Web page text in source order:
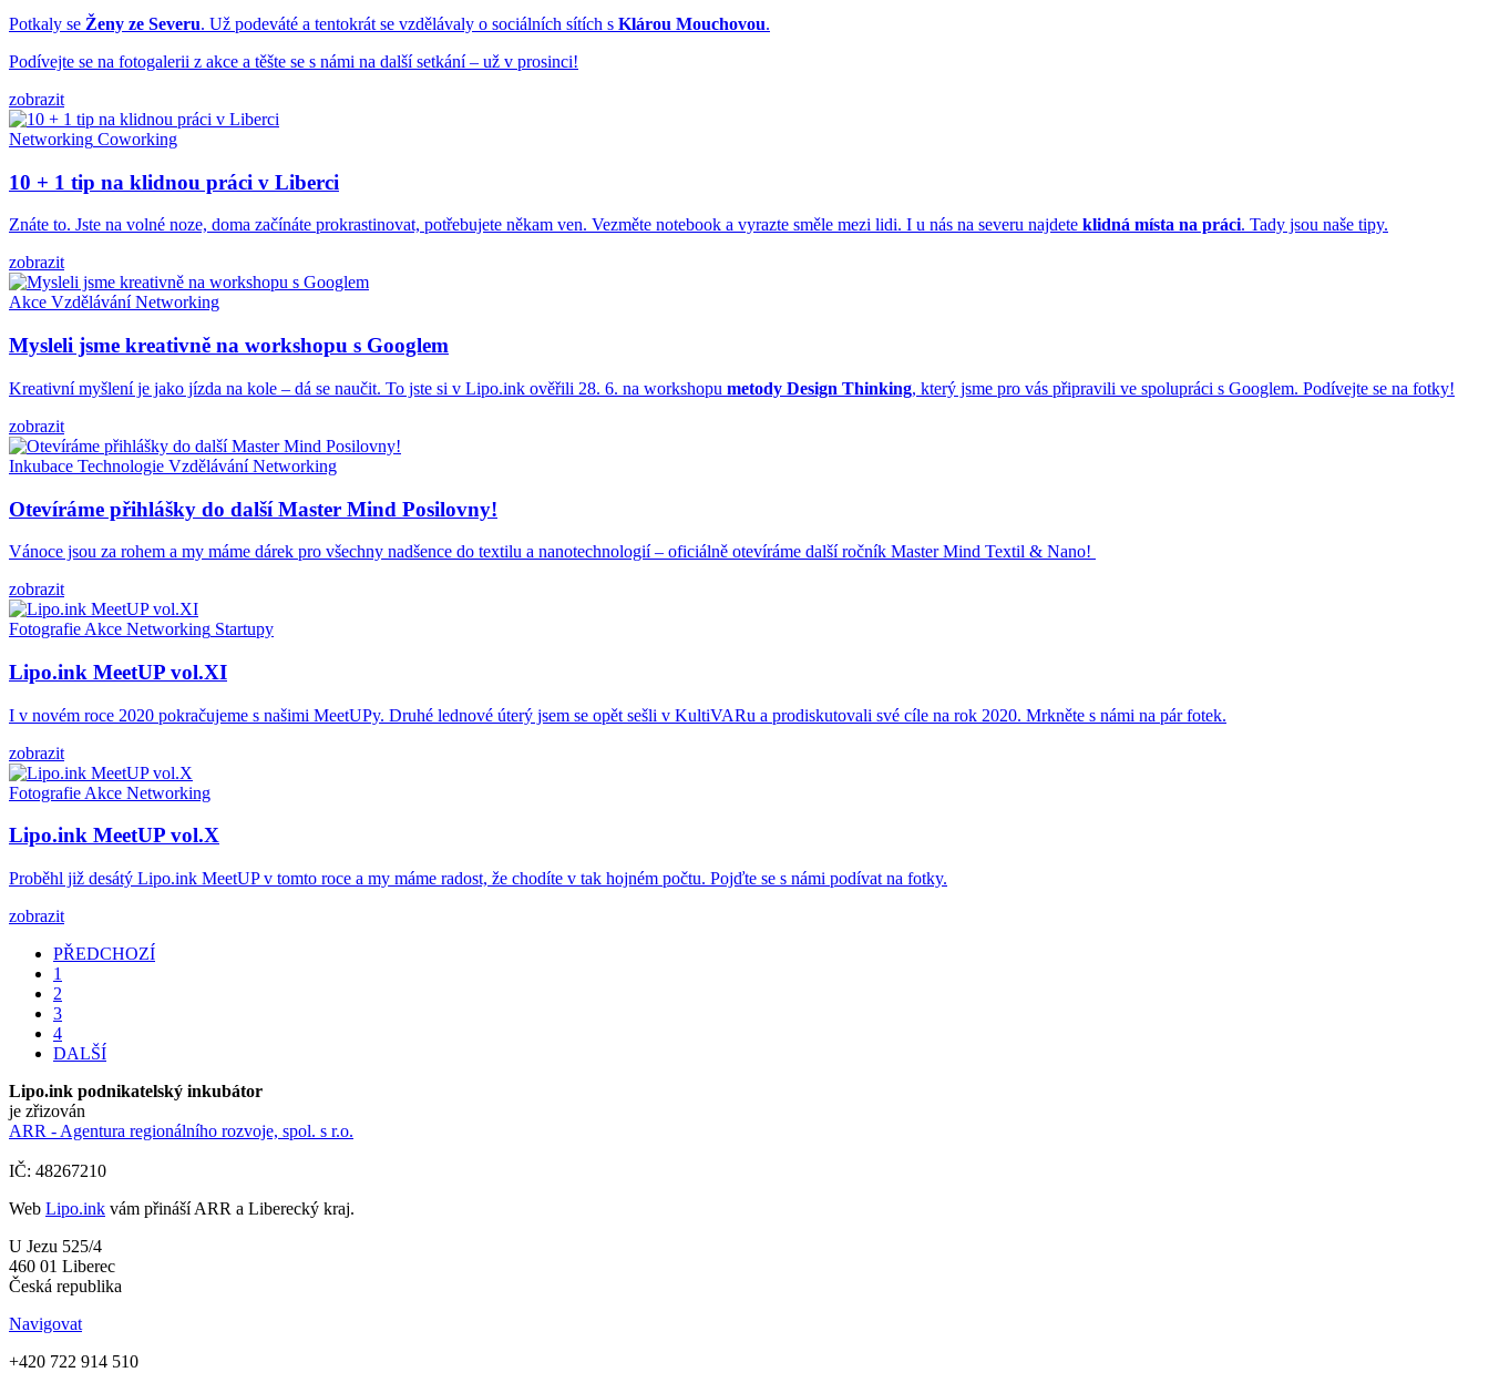
Potkaly se Ženy ze Severu. Už podeváté a tentokrát se vzdělávaly o sociálních sítích s Klárou Mouchovou.
Podívejte se na fotogalerii z akce a těšte se s námi na další setkání – už v prosinci!
zobrazit
Networking Coworking
10 + 1 tip na klidnou práci v Liberci
Znáte to. Jste na volné noze, doma začínáte prokrastinovat, potřebujete někam ven. Vezměte notebook a vyrazte směle mezi lidi. I u nás na severu najdete klidná místa na práci. Tady jsou naše tipy.
zobrazit
Akce Vzdělávání Networking
Mysleli jsme kreativně na workshopu s Googlem
Kreativní myšlení je jako jízda na kole – dá se naučit. To jste si v Lipo.ink ověřili 28. 6. na workshopu metody Design Thinking, který jsme pro vás připravili ve spolupráci s Googlem. Podívejte se na fotky!
zobrazit
Inkubace Technologie Vzdělávání Networking
Otevíráme přihlášky do další Master Mind Posilovny!
Vánoce jsou za rohem a my máme dárek pro všechny nadšence do textilu a nanotechnologií – oficiálně otevíráme další ročník Master Mind Textil & Nano!
zobrazit
Fotografie Akce Networking Startupy
Lipo.ink MeetUP vol.XI
I v novém roce 2020 pokračujeme s našimi MeetUPy. Druhé lednové úterý jsem se opět sešli v KultiVARu a prodiskutovali své cíle na rok 2020. Mrkněte s námi na pár fotek.
zobrazit
Fotografie Akce Networking
Lipo.ink MeetUP vol.X
Proběhl již desátý Lipo.ink MeetUP v tomto roce a my máme radost, že chodíte v tak hojném počtu. Pojďte se s námi podívat na fotky.
zobrazit
PŘEDCHOZÍ
1
2
3
4
DALŠÍ
Lipo.ink podnikatelský inkubátor
je zřizován
ARR - Agentura regionálního rozvoje, spol. s r.o.
IČ: 48267210
Web Lipo.ink vám přináší ARR a Liberecký kraj.
U Jezu 525/4
460 01 Liberec
Česká republika
Navigovat
+420 722 914 510